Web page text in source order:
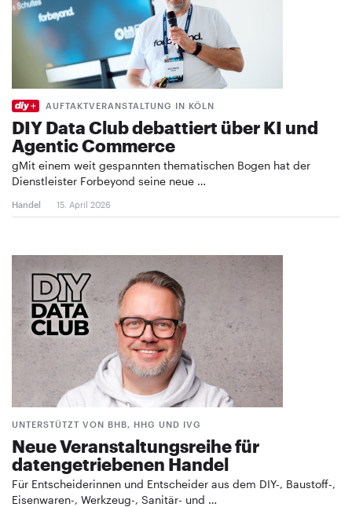
AUFTAKTVERANSTALTUNG IN KÖLN
DIY Data Club debattiert über KI und
Agentic Commerce
gMit einem weit gespannten thematischen Bogen hat der
Dienstleister Forbeyond seine neue …
Handel 15. April 2026
UNTERSTÜTZT VON BHB, HHG UND IVG
Neue Veranstaltungsreihe für
datengetriebenen Handel
Für Entscheiderinnen und Entscheider aus dem DIY-, Baustoff-,
Eisenwaren-, Werkzeug-, Sanitär- und …